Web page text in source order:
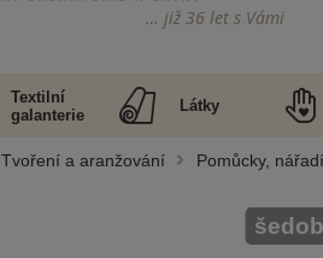
… již 36 let s Vámi
Textilní
galanterie
Látky
Tvoření a aranžování Pomůcky,